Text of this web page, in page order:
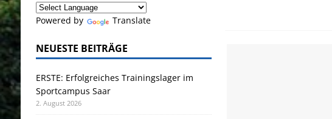
Powered by Translate
NEUESTE BEITRÄGE
ERSTE: Erfolgreiches Trainingslager im
Sportcampus Saar
2. August 2026